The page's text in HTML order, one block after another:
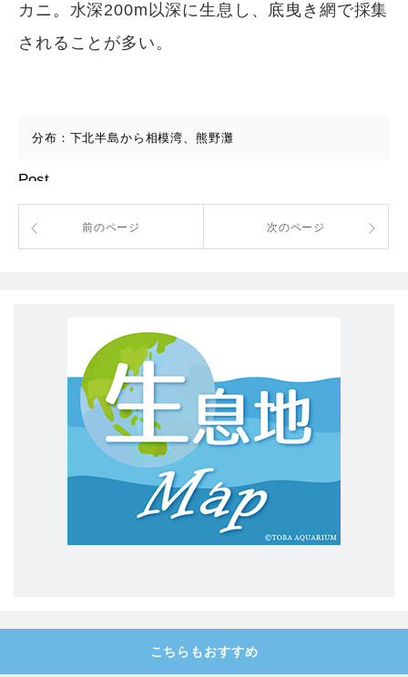
カニ。水深200m以深に生息し、底曳き網で採集
されることが多い。
分布：下北半島から相模湾、熊野灘
Post
前のページ 次のページ
こちらもおすすめ